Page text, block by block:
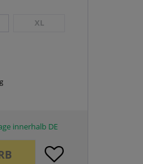
XL
innerhalb DE